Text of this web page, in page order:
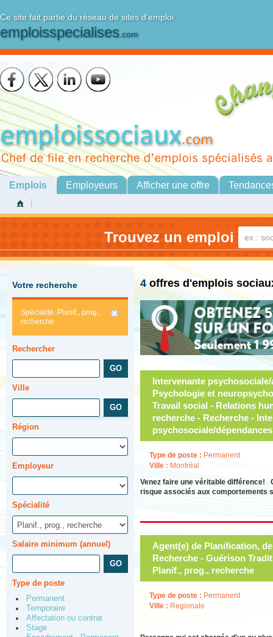
Ce site fait partie du réseau de sites d'emploi
emploisspecialises.com
Emplois Employeurs Afficher une offre
Trouvez un emploi
Votre recherche
Spécialité: Planif., prog.,
recherche
Rechercher
Ville
Région
Employeur
Spécialité
Salaire minimum (annuel)
Type de poste
Permanent
Temporaire
Affectation ou contrat
Stage
4 offres d'emplois
Intervenante
Psychologie et
Travail social - Relations
recherche - Recherche -
psychosociale/dépendances
Type de poste : Permanent
Ville : Montréal
Venez faire une véritable différence!
risque associés aux comportements
Agent(e) de Planification,
Recherche - Guérison
Planif., prog., recherche
Type de poste : Permanent
Ville : Regionale